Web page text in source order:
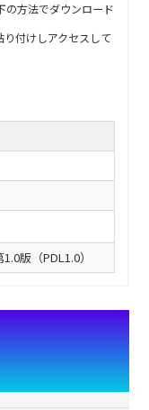
方法でダウンロード
り付けしアクセスして
版（PDL1.0）